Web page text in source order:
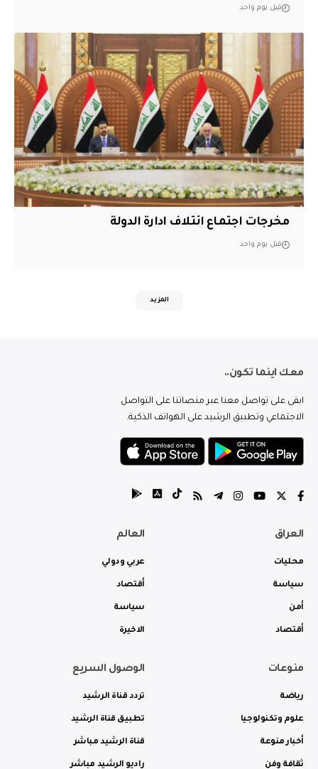
قبل يوم واحد
مخرجات اجتماع ائتلاف ادارة الدولة
قبل يوم واحد
المزيد
معك اينما تكون..
ابقى على تواصل معنا عبر منصاتنا على التواصل
الاجتماعي وتطبيق الرشيد على الهواتف الذكية.
العراق
محليات
سياسة
أمن
أقتصاد
العالم
عربي ودولي
أقتصاد
سياسة
الاخيرة
منوعات
رياضة
علوم وتكنولوجيا
أخبار منوعة
ثقافة وفن
الوصول السريع
تردد قناة الرشيد
تطبيق قناة الرشيد
قناة الرشيد مباشر
راديو الرشيد مباشر